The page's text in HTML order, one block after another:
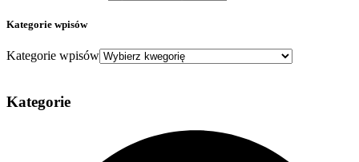
Kategorie wpisów
Kategorie wpisów
Kategorie